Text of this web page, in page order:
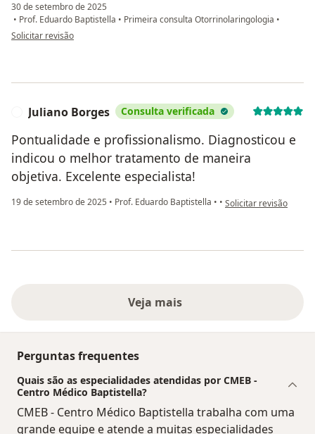
30 de setembro de 2025
• Prof. Eduardo Baptistella • Primeira consulta Otorrinolaringologia •
na opinião do utilizador Priscila
Solicitar revisão
Juliano Borges Consulta verificada
Pontualidade e profissionalismo. Diagnosticou e
indicou o melhor tratamento de maneira
objetiva. Excelente especialista!
19 de setembro de 2025 • Prof. Eduardo Baptistella • • na opinião do
Solicitar revisão
Veja mais
Perguntas frequentes
Quais são as especialidades atendidas por CMEB -
Centro Médico Baptistella?
CMEB - Centro Médico Baptistella trabalha com uma
grande equipe e atende a muitas especialidades